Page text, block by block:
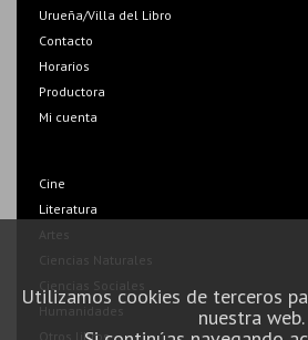
Utilizamos cookies de terceros
nuestra web.
Urueña/Villa del Libro
Contacto
Horarios
Productora
Mi cuenta
Cine
Literatura
Artes
Ciencias Naturales
Ciencias Sociales
Humanidades
Otros libros